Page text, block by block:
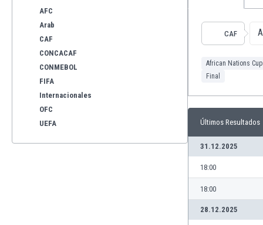
AFC
Arab
CAF
CONCACAF
CONMEBOL
FIFA
Internacionales
OFC
UEFA
CAF
African Nations Cup
Final
Últimos Resultados
31.12.2025
18:00
18:00
28.12.2025